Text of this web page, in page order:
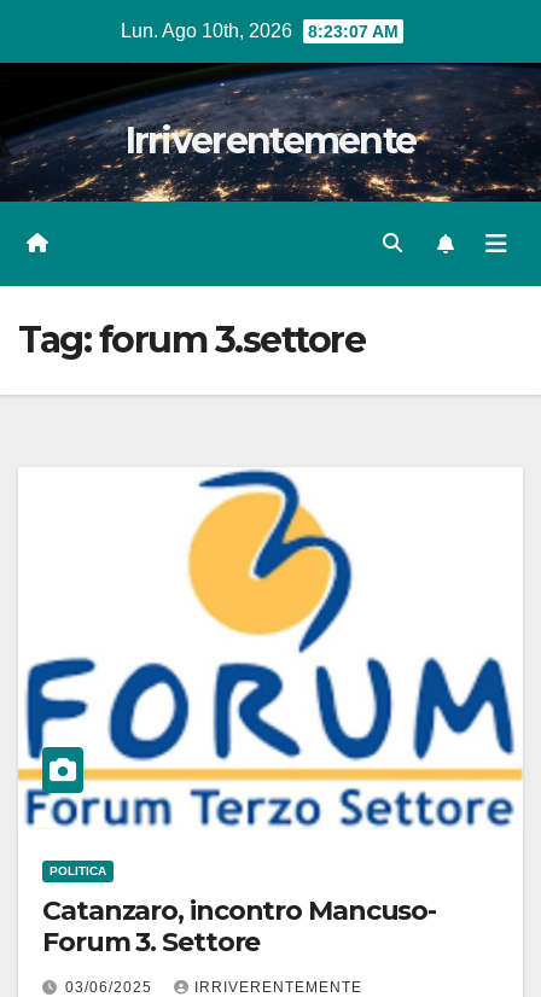
Lun. Ago 10th, 2026 8:23:08 AM
Irriverentemente
Tag:forum 3.settore
POLITICA
Catanzaro, incontro Mancuso-
Forum 3. Settore
03/06/2025 IRRIVERENTEMENTE